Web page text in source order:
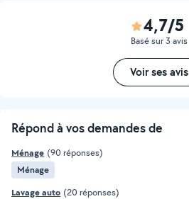
4,7/5
Basé sur 3 avis
Voir ses avis
Répond à vos demandes de
Ménage (90 réponses)
Ménage
Lavage auto (20 réponses)